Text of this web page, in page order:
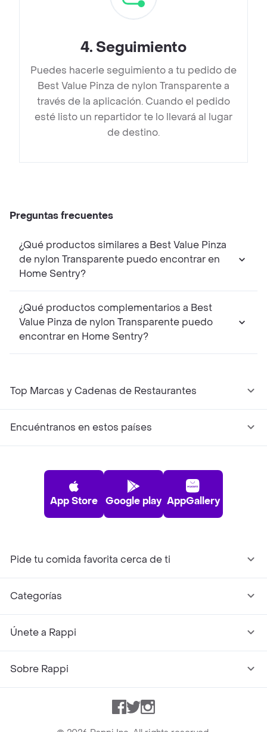
4. Seguimiento
Puedes hacerle seguimiento a tu pedido de
Best Value Pinza de nylon Transparente a
través de la aplicación. Cuando el pedido
esté listo un repartidor te lo llevará al lugar
de destino.
Preguntas frecuentes
¿Qué productos similares a Best Value Pinza
de nylon Transparente puedo encontrar en
Home Sentry?
¿Qué productos complementarios a Best
Value Pinza de nylon Transparente puedo
encontrar en Home Sentry?
Top Marcas y Cadenas de Restaurantes
Encuéntranos en estos países
App Store Google play AppGallery
Pide tu comida favorita cerca de ti
Categorías
Únete a Rappi
Sobre Rappi
Facebook
TwitterInstagram